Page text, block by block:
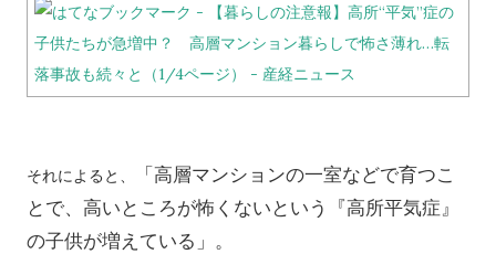
それによると、
「高層マンションの一室などで育つこ
とで、高いところが怖くないという『高所平気症』
の子供が増えている」。